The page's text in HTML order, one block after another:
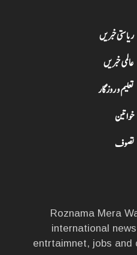
ریاستی خبریں
عالمی خبریں
تعلیم و روزگار
خواتین
تصوف
Roznama Mera
international
entrtaimnet, jobs and